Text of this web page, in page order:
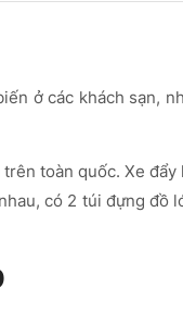
ở các khách sạn,
toàn quốc. Xe
có 2 túi đựng đồ